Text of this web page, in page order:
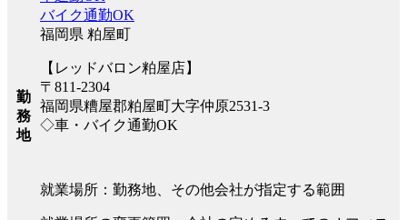
勤
務
地
バイク通勤OK
福岡県 粕屋町
【レッドバロン粕屋店】
〒811-2304
福岡県糟屋郡粕屋町大字仲原2531-3
◇車・バイク通勤OK
就業場所：勤務地、その他会社が指定する範囲